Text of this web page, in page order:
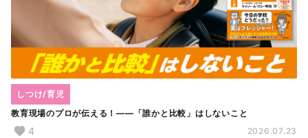
教育現場のプロが伝える！――「誰かと比較」はしないこと
しつけ/育児
4 2026.07.23